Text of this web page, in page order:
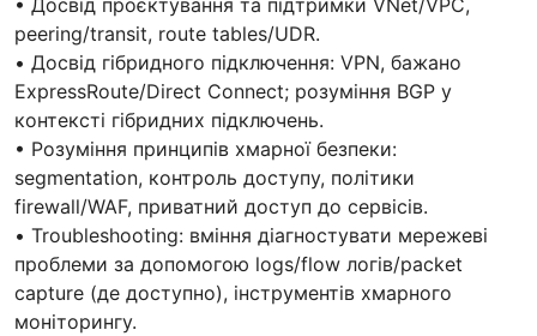
peering/transit, route tables/UDR.
• Досвід гібридного підключення: VPN, бажано
ExpressRoute/Direct Connect; розуміння BGP у
контексті гібридних підключень.
• Розуміння принципів хмарної безпеки:
segmentation, контроль доступу, політики
firewall/WAF, приватний доступ до сервісів.
• Troubleshooting: вміння діагностувати мережеві
проблеми за допомогою logs/flow логів/packet
capture (де доступно), інструментів хмарного
моніторингу.